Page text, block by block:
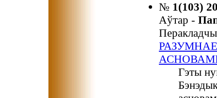
№ 1(103)
Аўтар -
Гэты